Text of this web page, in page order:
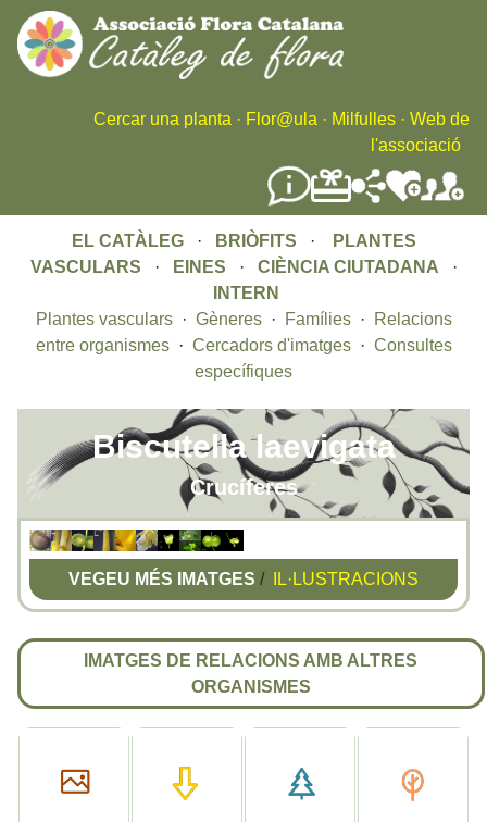
Skip
to
main
content
Cercar una planta · Flor@ula · Milfulles · Web de
l'associació
EL CATÀLEG· BRIÒFITS ·
PLANTES
VASCULARS · EINES · CIÈNCIA CIUTADANA ·
INTERN
Plantes vasculars· Gèneres· Famílies·
Relacions
entre organismes· Cercadors d'imatges· Consultes
específiques
Biscutella laevigata
Crucíferes
VEGEU MÉS IMATGES / IL·LUSTRACIONS
IMATGES DE RELACIONS AMB ALTRES
ORGANISMES